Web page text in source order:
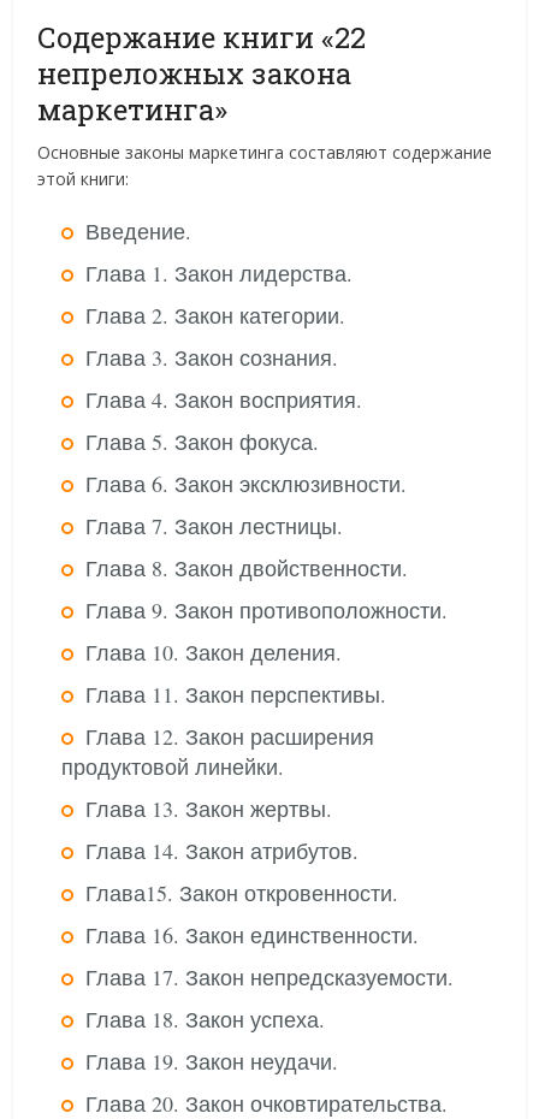
Содержание книги «22
непреложных закона
маркетинга»
Основные законы маркетинга составляют содержание
этой книги:
Введение.
Глава 1. Закон лидерства.
Глава 2. Закон категории.
Глава 3. Закон сознания.
Глава 4. Закон восприятия.
Глава 5. Закон фокуса.
Глава 6. Закон эксклюзивности.
Глава 7. Закон лестницы.
Глава 8. Закон двойственности.
Глава 9. Закон противоположности.
Глава 10. Закон деления.
Глава 11. Закон перспективы.
Глава 12. Закон расширения
продуктовой линейки.
Глава 13. Закон жертвы.
Глава 14. Закон атрибутов.
Глава15. Закон откровенности.
Глава 16. Закон единственности.
Глава 17. Закон непредсказуемости.
Глава 18. Закон успеха.
Глава 19. Закон неудачи.
Глава 20. Закон очковтирательства.